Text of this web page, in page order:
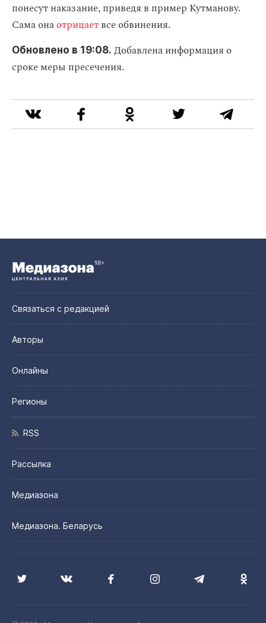
понесут наказание, приведя в пример Кутманову.
Сама онаотрицаетвсе обвинения.
Обновлено в 19:08. Добавлена информация о
сроке меры пресечения.
Связаться с редакцией
Авторы
Онлайны
Регионы
RSS
Рассылка
Медиазона
Медиазона. Беларусь